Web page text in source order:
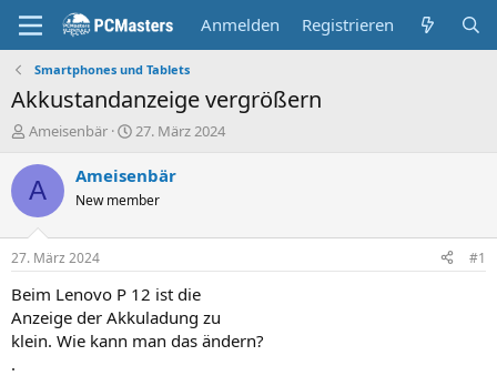
Anmelden Registrieren
Smartphones und Tablets
Akkustandanzeige vergrößern
E
s
t
e
r
Ameisenbär
E
s
e
t
a
m
27. März 2024
A Ameisenbär
New member
27. März 2024 #1
Beim Lenovo P 12 ist die
Anzeige der Akkuladung zu
klein. Wie kann man das ändern?
.